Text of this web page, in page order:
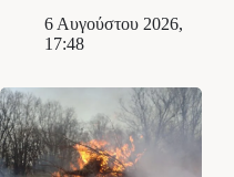
6 Αυγούστου 2026,
17:48